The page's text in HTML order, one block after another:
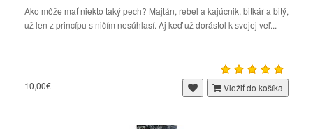
Ako môže mať niekto taký pech? Majtán, rebel a kajúcnik, bitkár a bitý,
už len z princípu s ničím nesúhlasí. Aj keď už dorástol k svojej veľ...
10,00€ Vložiť do košíka